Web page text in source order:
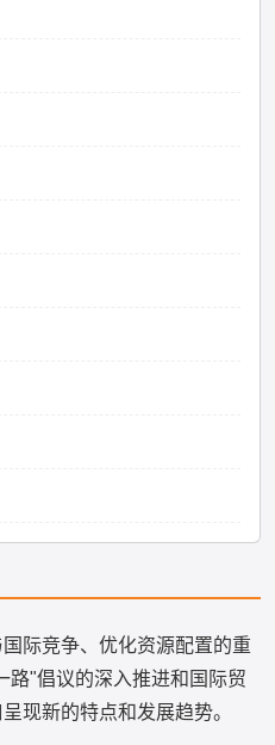
际竞争、优化资源配置的重
路"倡议的深入推进和国际贸
现新的特点和发展趋势。